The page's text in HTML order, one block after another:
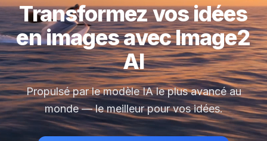
Transformez vos idées
en images avec Image2
AI
Propulsé par le modèle IA le plus avancé au
monde — le meilleur pour vos idées.